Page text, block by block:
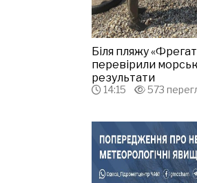
Біля пляжу
перевірили
результати
14:15 573